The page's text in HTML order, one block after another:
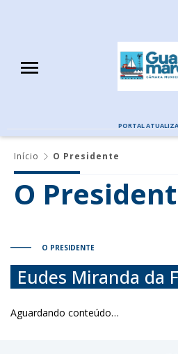
PORTAL
Início O Presidente
O
O PRESIDENTE
Eudes Miranda da
Aguardando conteúdo…